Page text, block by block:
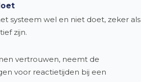
systeem wel en niet doet, zeker als
zijn.
vertrouwen, neemt de
voor reactietijden bij een